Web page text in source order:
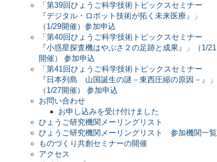
「第39回ひょうご科学技術トピックスセミナー
『デジタル・ロボット技術が拓く未来医療』」
（1/29開催）参加申込
「第40回ひょうご科学技術トピックスセミナー
『小惑星探査機はやぶさ２の足跡と成果』」（1/21
開催） 参加申込
「第41回ひょうご科学技術トピックスセミナー
『日本列島 山国誕生の謎－東西圧縮の原因－』」
（1/27開催） 参加申込
お問い合わせ
お申し込みを受け付けました
ひょうご研究機関メーリングリスト
ひょうご研究機関メーリングリスト 参加機関一覧
ものづくり共創セミナーの開催
アクセス